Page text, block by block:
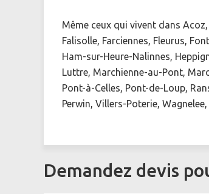
Même ceux qui vivent dans
Falisolle, Farciennes, Fleurus,
Ham-sur-Heure-Nalinnes,
Luttre, Marchienne-au-Pont,
Pont-à-Celles, Pont-de-Loup,
Perwin, Villers-Poterie,
Demandez devis